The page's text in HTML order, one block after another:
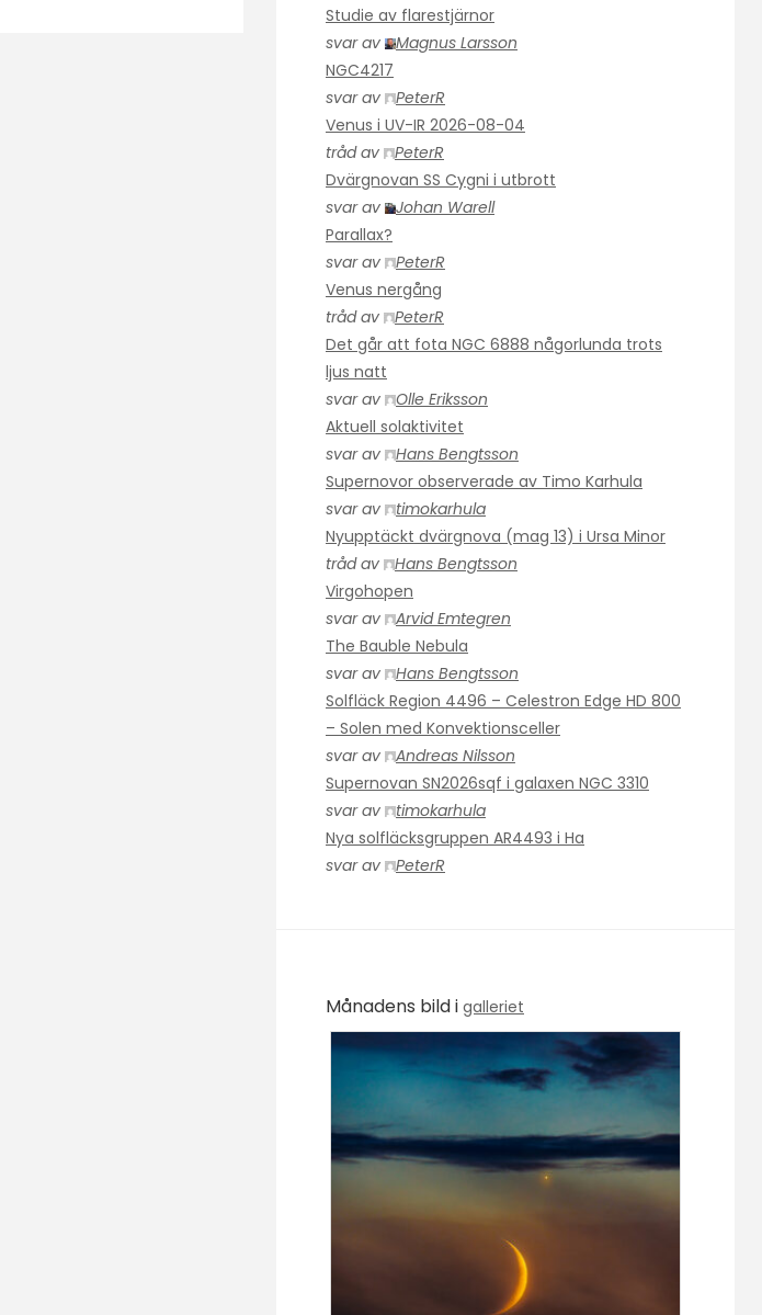
Studie av flarestjärnor
svar av
Magnus Larsson
NGC4217
svar av
PeterR
Venus i UV-IR 2026-08-04
tråd av
PeterR
Dvärgnovan SS Cygni i utbrott
svar av
Johan Warell
Parallax?
svar av
PeterR
Venus nergång
tråd av
PeterR
Det går att fota NGC 6888 någorlunda trots
ljus natt
svar av
Olle Eriksson
Aktuell solaktivitet
svar av
Hans Bengtsson
Supernovor observerade av Timo Karhula
svar av
timokarhula
Nyupptäckt dvärgnova (mag 13) i Ursa Minor
tråd av
Hans Bengtsson
Virgohopen
svar av
Arvid Emtegren
The Bauble Nebula
svar av
Hans Bengtsson
Solfläck Region 4496 – Celestron Edge HD 800
– Solen med Konvektionsceller
svar av
Andreas Nilsson
Supernovan SN2026sqf i galaxen NGC 3310
svar av
timokarhula
Nya solfläcksgruppen AR4493 i Ha
svar av
PeterR
Månadens bild i galleriet